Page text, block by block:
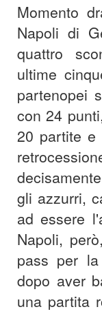
Momento
Napoli di
quattro
ultime
partenopei
con 24
20 partite e
gli azzurri,
ad essere
Napoli,
pass per
dopo aver
una partita